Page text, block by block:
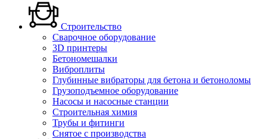
Строительство
Сварочное оборудование
3D принтеры
Бетономешалки
Виброплиты
Глубинные вибраторы для бетона и бетоноломы
Грузоподъемное оборудование
Насосы и насосные станции
Строительная химия
Трубы и фитинги
Снятое с производства